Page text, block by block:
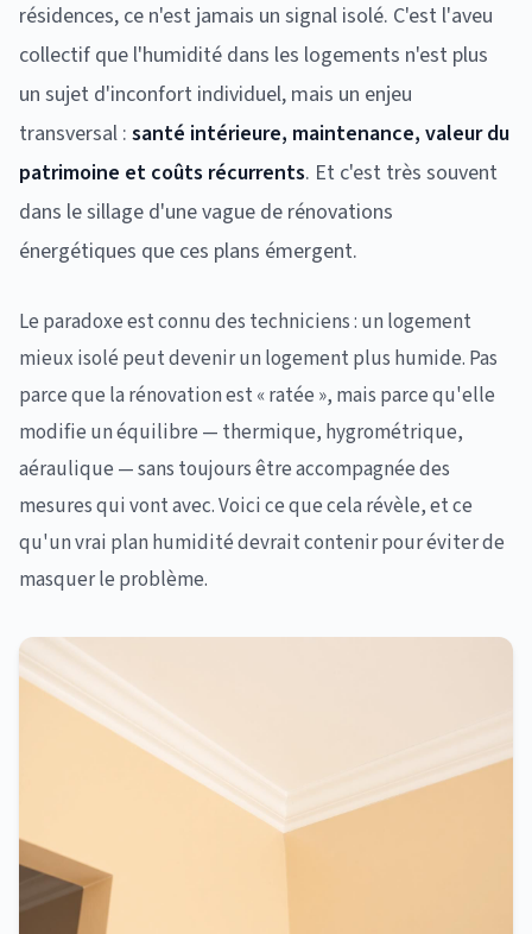
résidences, ce n'est jamais un signal isolé. C'est l'aveu
collectif que l'humidité dans les logements n'est plus
un sujet d'inconfort individuel, mais un enjeu
transversal : santé intérieure, maintenance, valeur du
patrimoine et coûts récurrents. Et c'est très souvent
dans le sillage d'une vague de rénovations
énergétiques que ces plans émergent.
Le paradoxe est connu des techniciens : un logement
mieux isolé peut devenir un logement plus humide. Pas
parce que la rénovation est « ratée », mais parce qu'elle
modifie un équilibre — thermique, hygrométrique,
aéraulique — sans toujours être accompagnée des
mesures qui vont avec. Voici ce que cela révèle, et ce
qu'un vrai plan humidité devrait contenir pour éviter de
masquer le problème.